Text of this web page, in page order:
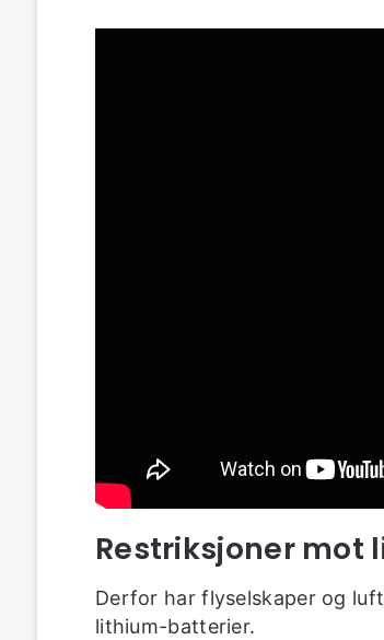
Restriksjoner
Derfor har flyselskaper og
lithium-batterier.